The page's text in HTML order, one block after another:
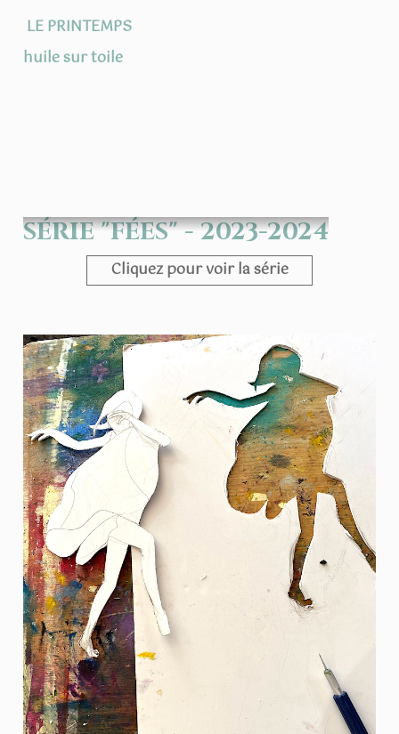
LE PRINTEMPS
huile sur toile
SÉRIE "FÉES" - 2023-2024
Cliquez pour voir la série